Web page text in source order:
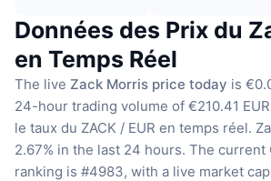
Données des Prix du
en Temps Réel
The live Zack Morris price today is
24-hour trading volume of €210.41
le taux du ZACK / EUR en temps réel.
2.67% in the last 24 hours. The current
ranking is #4983, with a live market